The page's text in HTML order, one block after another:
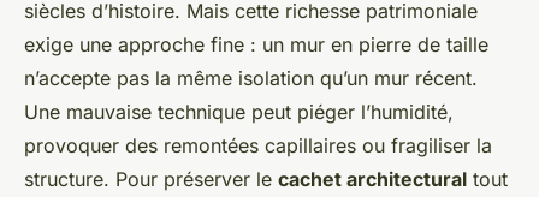
siècles d’histoire. Mais cette richesse patrimoniale
exige une approche fine : un mur en pierre de taille
n’accepte pas la même isolation qu’un mur récent.
Une mauvaise technique peut piéger l’humidité,
provoquer des remontées capillaires ou fragiliser la
structure. Pour préserver le cachet architectural tout